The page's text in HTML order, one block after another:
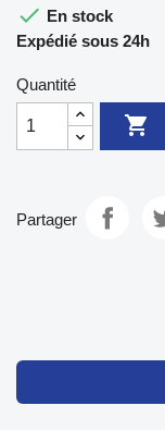
 En stock
Expédié sous 24h
Quantité

Partager